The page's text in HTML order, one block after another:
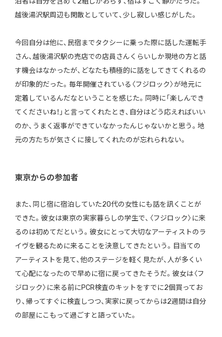
越後湯沢駅周辺も閑散としていて、少し寂しい感じがした。
今回自分は他に、民宿までタクシーに乗った際に話した運転手
さん、越後湯沢駅の売店での店員さんくらいしか現地の方と話
す機会はなかったが、どなたも積極的に話をしてきてくれるの
が印象的だった。毎年開催されている〈フジロック〉が地元に
定着しているんだなということを感じた。同時に「楽しんでき
てくださいね！」と言ってくれたとき、自分はどう応えればいい
のか、うまく返事ができていなかったんじゃないかと思う。地
元の方たちが気さくに接してくれたのが忘れられない。
東京からの参加者
また、同じ宿に宿泊していた20代の女性にも話を訊くことが
できた。彼女は東京の実家暮らしの学生で、〈フジロック〉に来
るのは初めてだという。彼女にとって大切なアーティストのラ
イヴを観るために来ることを決意してきたという。目当ての
アーティストを見て、他のステージを軽く見たが、人が多くい
て心配になったので早めに宿に戻ってきたそうだ。彼女は〈フ
ジロック〉に来る前にPCR検査のキットをすでに2個買ってお
り、帰ってすぐに検査しつつ、実家に戻ってからは2週間は自分
の部屋にこもって過ごすと語っていた。